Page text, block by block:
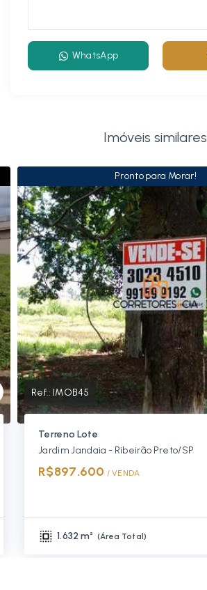
WhatsApp
Imóveis similares
Pronto para Morar!
Ref.: IMOB45
Terreno Lote
Jardim Jandaia - Ribeirão Preto/SP
R$897.600 / VENDA
1.632 m² (Área Total)